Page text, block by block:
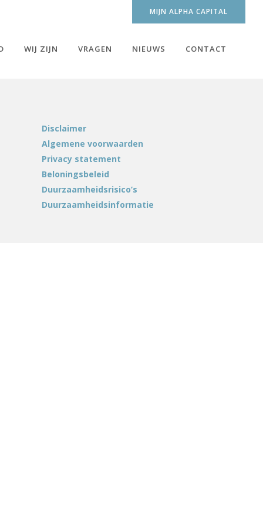
MIJN ALPHA CAPITAL
WIJ ZIJN VRAGEN NIEUWS CONTACT
Disclaimer
Algemene voorwaarden
Privacy statement
Beloningsbeleid
Duurzaamheidsrisico’s
Duurzaamheidsinformatie